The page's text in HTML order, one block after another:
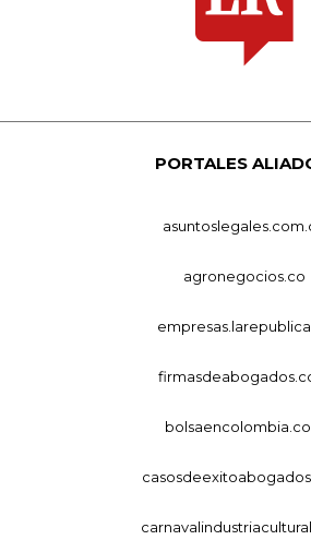
PORTALES
agronegocios.co